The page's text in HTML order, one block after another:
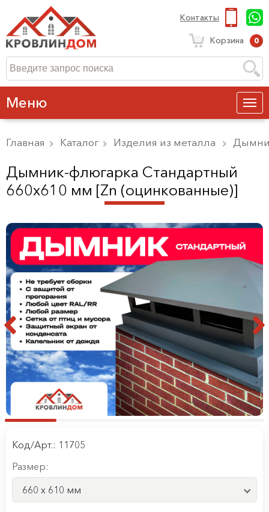
Контакты
Корзина 0
Меню
Главная Каталог Изделия из металла
Дымник-флюгарка Стандартный
660х610 мм [Zn (оцинкованные)]
Код/Арт.: 11705
Размер:
660 x 610 мм